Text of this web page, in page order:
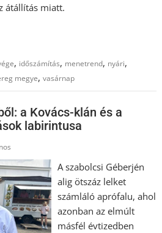
átállítás miatt.
, időszámítás, menetrend, nyári,
megye,vasárnap
a Kovács-klán és a
labirintusa
A szabolcsi Géberjén
alig ötszáz lelket
számláló aprófalu, ahol
azonban az elmúlt
másfél évtizedben